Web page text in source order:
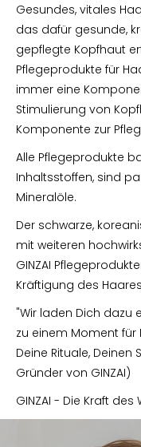
Gesundes, vitales
das dafür gesunde,
gepflegte Kopfhaut
Pflegeprodukte für
immer eine
Stimulierung von
Komponente zur
Alle Pflegeprodukte
Inhaltsstoffen, sind
Mineralöle.
Der schwarze,
mit weiteren
GINZAI
Kräftigung des
"Wir laden Dich dazu
zu einem Moment für
Deine Rituale,
Gründer von GINZAI)
GINZAI - Die Kraft